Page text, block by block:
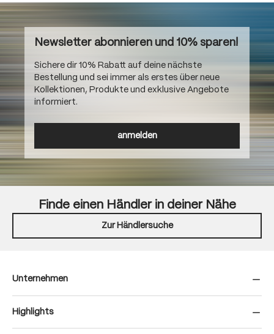
Newsletter abonnieren und 10% sparen!
Sichere dir 10% Rabatt auf deine nächste
Bestellung und sei immer als erstes über neue
Kollektionen, Produkte und exklusive Angebote
informiert.
anmelden
Finde einen Händler in deiner Nähe
Zur Händlersuche
Unternehmen
Highlights